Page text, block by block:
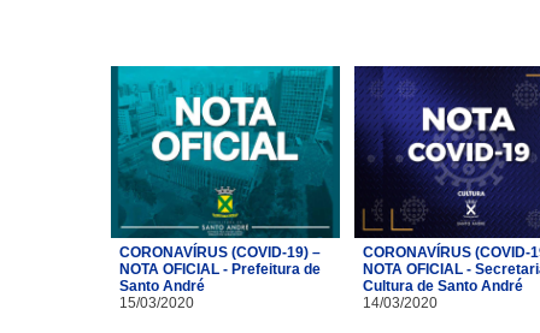
CORONAVÍRUS (COVID-19) –
NOTA OFICIAL - Prefeitura de
Santo André
15/03/2020
CORONAVÍRUS (COVID-
NOTA OFICIAL -
Cultura de Santo André
14/03/2020